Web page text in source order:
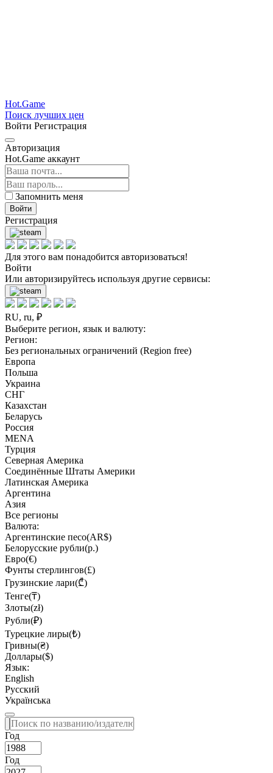
Hot.Game
Поиск лучших цен
Войти Регистрация
Авторизация
Hot.Game аккаунт
Запомнить меня
Войти
Регистрация
Для этого вам понадобится авторизоваться!
Войти
Или авторизируйтесь используя другие сервисы:
RU, ru, ₽
Выберите регион, язык и валюту:
Регион:
Без региональных ограничений (Region free)
Европа
Польша
Украина
СНГ
Казахстан
Беларусь
Россия
MENA
Турция
Северная Америка
Соединённые Штаты Америки
Латинская Америка
Аргентина
Азия
Все регионы
Валюта:
Аргентинские песо(AR$)
Белорусские рубли(р.)
Евро(€)
Фунты стерлингов(£)
Грузинские лари(₾)
Тенге(₸)
Злоты(zł)
Рубли(₽)
Турецкие лиры(₺)
Гривны(₴)
Доллары($)
Язык:
English
Русский
Українська
Год
Год